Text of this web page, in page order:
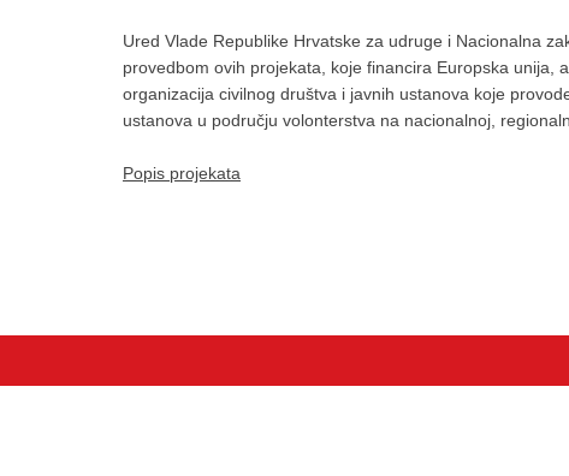
Ured Vlade Republike Hrvatske za udruge i Nacionalna
provedbom ovih projekata, koje financira Europska unija,
organizacija civilnog društva i javnih ustanova koje
ustanova u području volonterstva na nacionalnoj,
Popis projekata